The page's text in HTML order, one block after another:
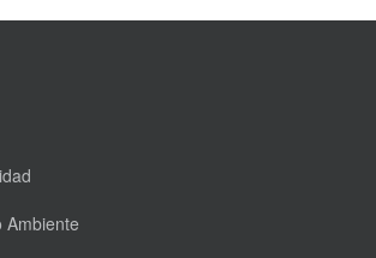
Ambiente